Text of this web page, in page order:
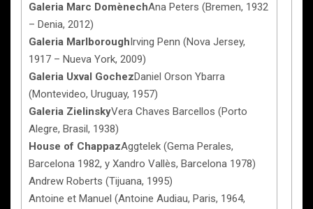
Galeria Marc DomènechAna Peters (Bremen, 1932
– Denia, 2012)
Galeria MarlboroughIrving Penn (Nova Jersey,
1917 – Nueva York, 2009)
Galeria Uxval GochezDaniel Orson Ybarra
(Montevideo, Uruguay, 1957)
Galeria ZielinskyVera Chaves Barcellos (Porto
Alegre, Brasil, 1938)
House of ChappazAggtelek (Gema Perales,
Barcelona 1982, y Xandro Vallès, Barcelona 1978)
Andrew Roberts (Tijuana, 1995)
Antoine et Manuel (Antoine Audiau, Paris, 1964,